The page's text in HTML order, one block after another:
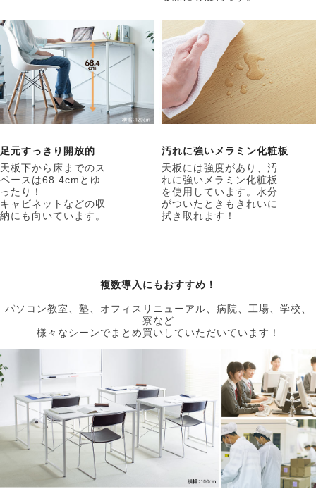
足元すっきり開放的
天板下から床までのス
ペースは68.4cmとゆ
ったり！
キャビネットなどの収
納にも向いています。
汚れに強いメラミン化粧板
天板には強度があり、汚
れに強いメラミン化粧板
を使用しています。水分
がついたときもきれいに
拭き取れます！
複数導入にもおすすめ！
パソコン教室、塾、オフィスリニューアル、病院、工場、学校、
寮など
様々なシーンでまとめ買いしていただいています！